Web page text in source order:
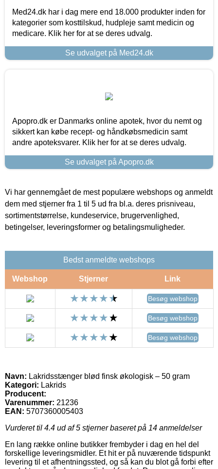
Med24.dk har i dag mere end 18.000 produkter inden for
kategorier som kosttilskud, hudpleje samt medicin og
medicare. Klik her for at se deres udvalg.
Se udvalget på Med24.dk
Apopro.dk er Danmarks online apotek, hvor du nemt og
sikkert kan købe recept- og håndkøbsmedicin samt
andre apoteksvarer. Klik her for at se deres udvalg.
Se udvalget på Apopro.dk
Vi har gennemgået de mest populære webshops og anmeldt
dem med stjerner fra 1 til 5 ud fra bl.a. deres prisniveau,
sortimentstørrelse, kundeservice, brugervenlighed,
betingelser, leveringsformer og betalingsmuligheder.
Bedst anmeldte webshops
Webshop Stjerner Link
Besøg webshop
Besøg webshop
Besøg webshop
Navn: Lakridsstænger blød finsk økologisk – 50 gram
Kategori: Lakrids
Producent:
Varenummer: 21236
EAN: 5707360005403
Vurderet til 4.4 ud af 5 stjerner baseret på 14 anmeldelser
En lang række online butikker frembyder i dag en hel del
forskellige leveringsmidler. Et hit er på nuværende tidspunkt
levering til et afhentningssted, og så kan du blot gå forbi efter